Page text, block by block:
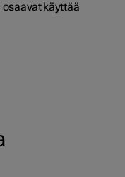
osaavat käyttää